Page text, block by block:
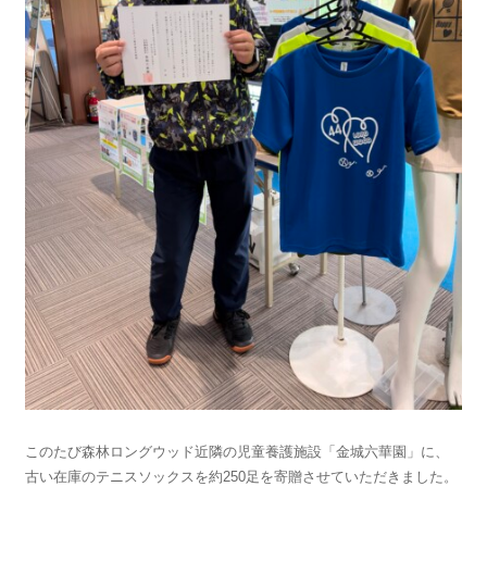
このたび森林ロングウッド近隣の児童養護施設「金城六華園」に、
古い在庫のテニスソックスを約250足を寄贈させていただきました。